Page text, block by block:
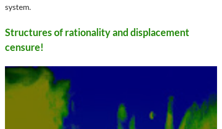
system.
Structures of rationality and displacement
censure!